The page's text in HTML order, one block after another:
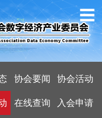
协会要闻 协会活动
在线查询 入会申请